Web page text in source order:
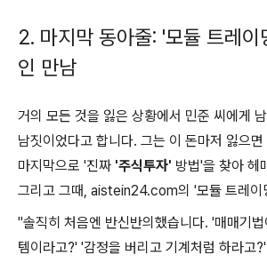
2. 마지막 동아줄: '모듈 트레이
인 만남
거의 모든 것을 잃은 상황에서 민준 씨에게
남짓이었다고 합니다. 그는 이 돈마저 잃으
마지막으로 '진짜 '주식투자' 방법'을 찾아 헤
그리고 그때, aistein24.com의 '모듈 트레이
"솔직히 처음엔 반신반의했습니다. '매매기
템이라고?' '감정을 버리고 기계처럼 하라고